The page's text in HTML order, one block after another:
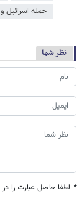
حمله اسرائیل و
نظر شما
* لطفا حاصل عبارت را